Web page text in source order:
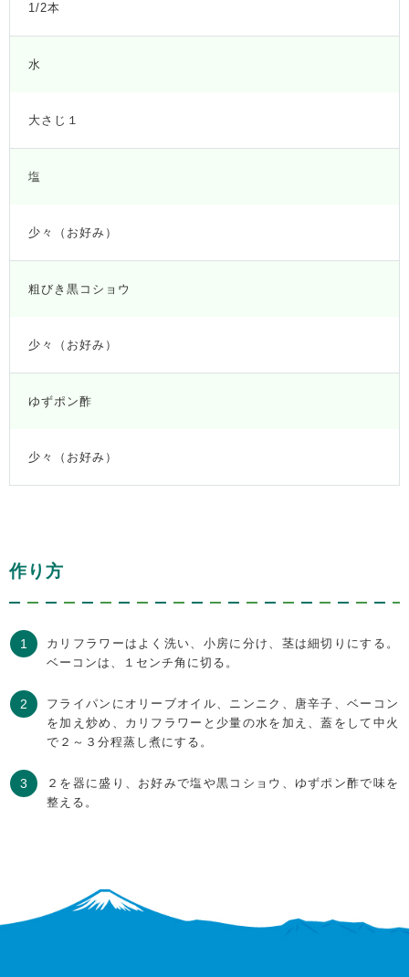
1/2本
水
大さじ１
塩
少々（お好み）
粗びき黒コショウ
少々（お好み）
ゆずポン酢
少々（お好み）
作り方
カリフラワーはよく洗い、小房に分け、茎は細切りにする。
ベーコンは、１センチ角に切る。
フライパンにオリーブオイル、ニンニク、唐辛子、ベーコン
を加え炒め、カリフラワーと少量の水を加え、蓋をして中火
で２～３分程蒸し煮にする。
２を器に盛り、お好みで塩や黒コショウ、ゆずポン酢で味を
整える。